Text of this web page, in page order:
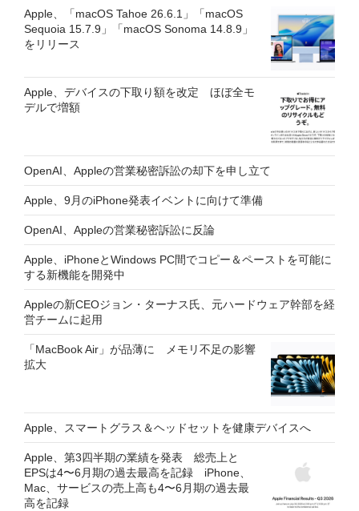
Apple、「macOS Tahoe 26.6.1」「macOS
Sequoia 15.7.9」「macOS Sonoma 14.8.9」
をリリース
Apple、デバイスの下取り額を改定 ほぼ全モ
デルで増額
OpenAI、Appleの営業秘密訴訟の却下を申し立て
Apple、9月のiPhone発表イベントに向けて準備
OpenAI、Appleの営業秘密訴訟に反論
Apple、iPhoneとWindows PC間でコピー＆ペーストを可能に
する新機能を開発中
Appleの新CEOジョン・ターナス氏、元ハードウェア幹部を経
営チームに起用
「MacBook Air」が品薄に メモリ不足の影響
拡大
Apple、スマートグラス＆ヘッドセットを健康デバイスへ
Apple、第3四半期の業績を発表 総売上と
EPSは4〜6月期の過去最高を記録 iPhone、
Mac、サービスの売上高も4〜6月期の過去最
高を記録